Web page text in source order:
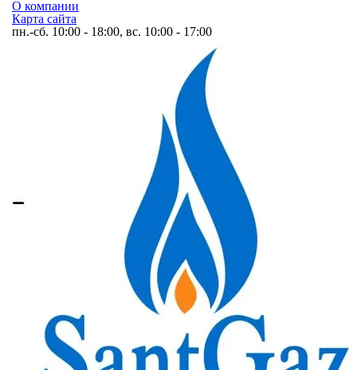
О компании
Карта сайта
пн.-сб. 10:00 - 18:00, вс. 10:00 - 17:00